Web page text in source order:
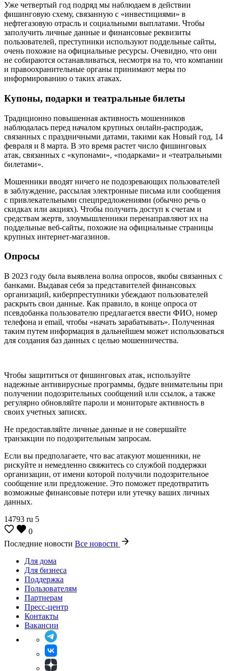
Уже четвертый год подряд мы наблюдаем в действии
фишинговую схему, связанную с «инвестициями» в
нефтегазовую отрасль и социальными выплатами. Чтобы
заполучить личные данные и финансовые реквизиты
пользователей, преступники используют поддельные сайты,
очень похожие на официальные ресурсы. Очевидно, что они
не собираются останавливаться, несмотря на то, что компании
и правоохранительные органы принимают меры по
информированию о таких атаках.
Купоны, подарки и театральные билеты
Традиционно повышенная активность мошенников
наблюдалась перед началом крупных онлайн-распродаж,
связанных с праздничными датами, такими как Новый год, 14
февраля и 8 марта. В это время растет число фишинговых
атак, связанных с «купонами», «подарками» и «театральными
билетами».
Мошенники вводят ничего не подозревающих пользователей
в заблуждение, рассылая электронные письма или сообщения
с привлекательными спецпредложениями (обычно речь о
скидках или акциях). Чтобы получить доступ к счетам и
средствам жертв, злоумышленники перенаправляют их на
поддельные веб-сайты, похожие на официальные страницы
крупных интернет-магазинов.
Опросы
В 2023 году была выявлена волна опросов, якобы связанных с
банками. Выдавая себя за представителей финансовых
организаций, киберпреступники убеждают пользователей
раскрыть свои данные. Как правило, в конце опроса от
псевдобанка пользователю предлагается ввести ФИО, номер
телефона и email, чтобы «начать зарабатывать». Полученная
таким путем информация в дальнейшем может использоваться
для создания баз данных с целью мошенничества.
Чтобы защититься от фишинговых атак, используйте
надежные антивирусные программы, будьте внимательны при
получении подозрительных сообщений или ссылок, а также
регулярно обновляйте пароли и мониторьте активность в
своих учетных записях.
Не предоставляйте личные данные и не совершайте
транзакции по подозрительным запросам.
Если вы предполагаете, что вас атакуют мошенники, не
рискуйте и немедленно свяжитесь со службой поддержки
организации, от имени которой получили подозрительное
сообщение или предложение. Это поможет предотвратить
возможные финансовые потери или утечку ваших личных
данных.
14793 ru 5
0
Последние новости Все новости
Для дома
Для бизнеса
Поддержка
Пользователям
Партнерам
Пресс-центр
Контакты
Вакансии